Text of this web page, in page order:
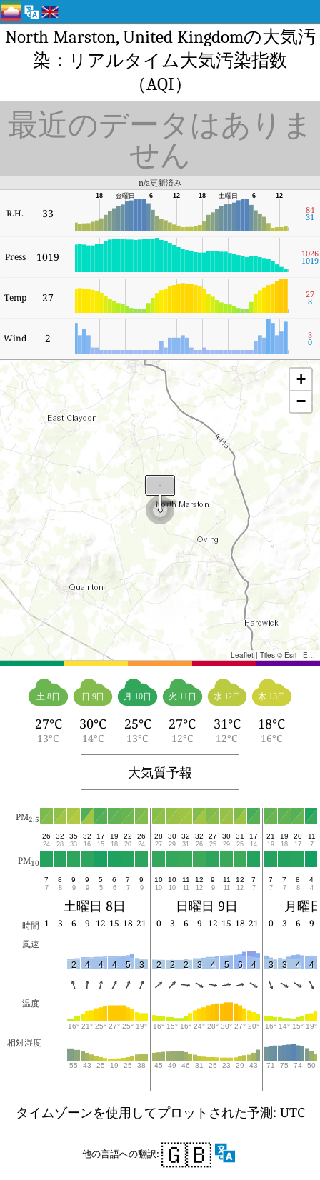
North Marston, United Kingdomの大気汚
染：リアルタイム大気汚染指数
（AQI）
最近のデータはありま
せん
n/a更新済み
R.H. 33
12
6
土曜日
18
12
6
金曜日
18
84
31
Press 1019 1026
1019
Temp 27 27
8
Wind 2 3
0
+
−
Leaflet | Tiles © Esri - Esri, DeLorme, NAVTEQ, TomTom, Intermap, iPC, USGS, FAO, NPS, NRCAN, GeoBase, Kadaster NL, Ordnance Survey, Esri Japan, METI, Esri China (Hong Kong), and the GIS User Community
土 8日
27°C
13°C
日 9日
30°C
14°C
月 10日
25°C
13°C
火 11日
27°C
12°C
水 12日
31°C
12°C
木 13日
18°C
16°C
大気質予報
PM2.5
26
24
32
28
35
33
32
16
17
15
19
18
22
20
26
24
28
27
30
29
32
31
32
26
27
25
30
29
31
25
17
14
21
19
19
18
20
17
11
7
PM10
7
7
8
8
9
9
9
9
5
5
6
6
7
7
9
9
10
10
10
10
11
11
12
12
9
9
11
11
12
12
7
7
7
7
7
7
8
8
4
4
土曜日 8日 日曜日 9日 月曜
時間 1 3 6 9 12 15 18 21 0 3 6 9 12 15 18 21 0 3 6
9
風速
2 4 4 4 5 3 2 2 2 3 4 5 6 4 3 3 4 4
温度
16° 21° 25° 27° 25° 19° 16° 15° 16° 24° 28° 30° 27° 20° 16° 14° 15° 19°
相対湿度
55 43 25 19 25 38 45 49 46 31 25 23 29 43 71 75 74 50
タイムゾーンを使用してプロットされた予測: UTC
他の言語への翻訳: 🇬🇧